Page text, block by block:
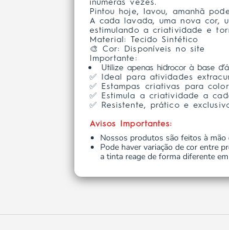
inúmeras vezes.
Pintou hoje, lavou, amanhã
A cada lavada, uma nova cor,
estimulando a criatividade e
Material: Tecido Sintético
🎨 Cor: Disponíveis no site
Importante:
Utilize apenas hidrocor à base
✅ Ideal para atividades
✅ Estampas criativas para
✅ Estimula a criatividade a
✅ Resistente, prático e
Avisos Importantes:
Nossos produtos são feitos à mão
Pode haver variação de cor entre
a tinta reage de forma diferente